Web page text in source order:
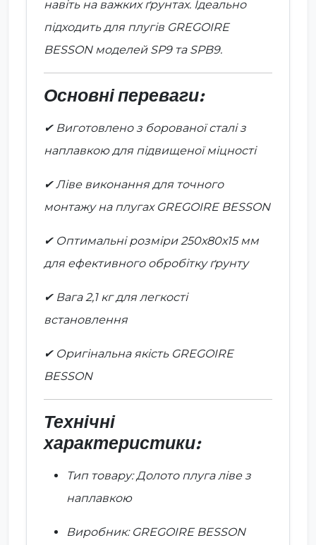
навіть на важких ґрунтах. Ідеально
підходить для плугів GREGOIRE
BESSON моделей SP9 та SPB9.
Основні переваги:
✔ Виготовлено з борованої сталі з
наплавкою для підвищеної міцності
✔ Ліве виконання для точного
монтажу на плугах GREGOIRE BESSON
✔ Оптимальні розміри 250х80х15 мм
для ефективного обробітку ґрунту
✔ Вага 2,1 кг для легкості
встановлення
✔ Оригінальна якість GREGOIRE
BESSON
Технічні
характеристики:
Тип товару: Долото плуга ліве з
наплавкою
Виробник: GREGOIRE BESSON